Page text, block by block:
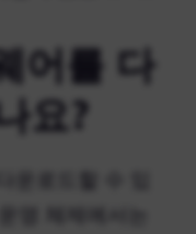
어를 다
요?
운로드할 수 있